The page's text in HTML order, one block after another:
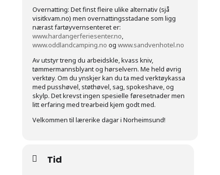
Overnatting: Det finst fleire ulike alternativ (sjå
visitkvam.no) men overnattingsstadane som ligg
nærast fartøyvernsenteret er:
www.hardangerferiesenter.no,
www.oddlandcamping.no og www.sandvenhotel.no
Av utstyr treng du arbeidskle, kvass kniv,
tømmermannsblyant og hørselvern. Me held øvrig
verktøy. Om du ynskjer kan du ta med verktøykassa
med pusshøvel, støthøvel, sag, spokeshave, og
skylp. Det krevst ingen spesielle føresetnader men
litt erfaring med trearbeid kjem godt med.
Velkommen til lærerike dagar i Norheimsund!
Tid